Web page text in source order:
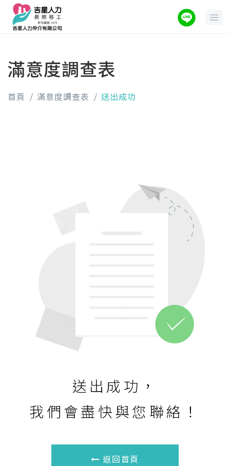
滿意度調查表
首頁 滿意度調查表 送出成功
送出成功，
我們會盡快與您聯絡！
返回首頁